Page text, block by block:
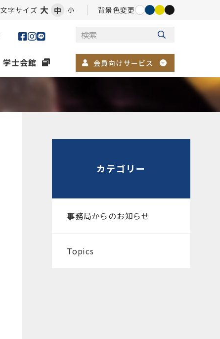
文字サイズ 大 中 小 背景色変更
学士会館 会員向けサービス
カテゴリー
事務局からのお知らせ
Topics